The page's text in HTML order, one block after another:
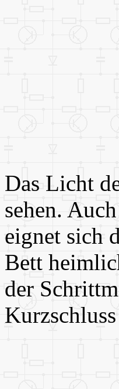
Das Licht
sehen.
eignet sich
Bett
der